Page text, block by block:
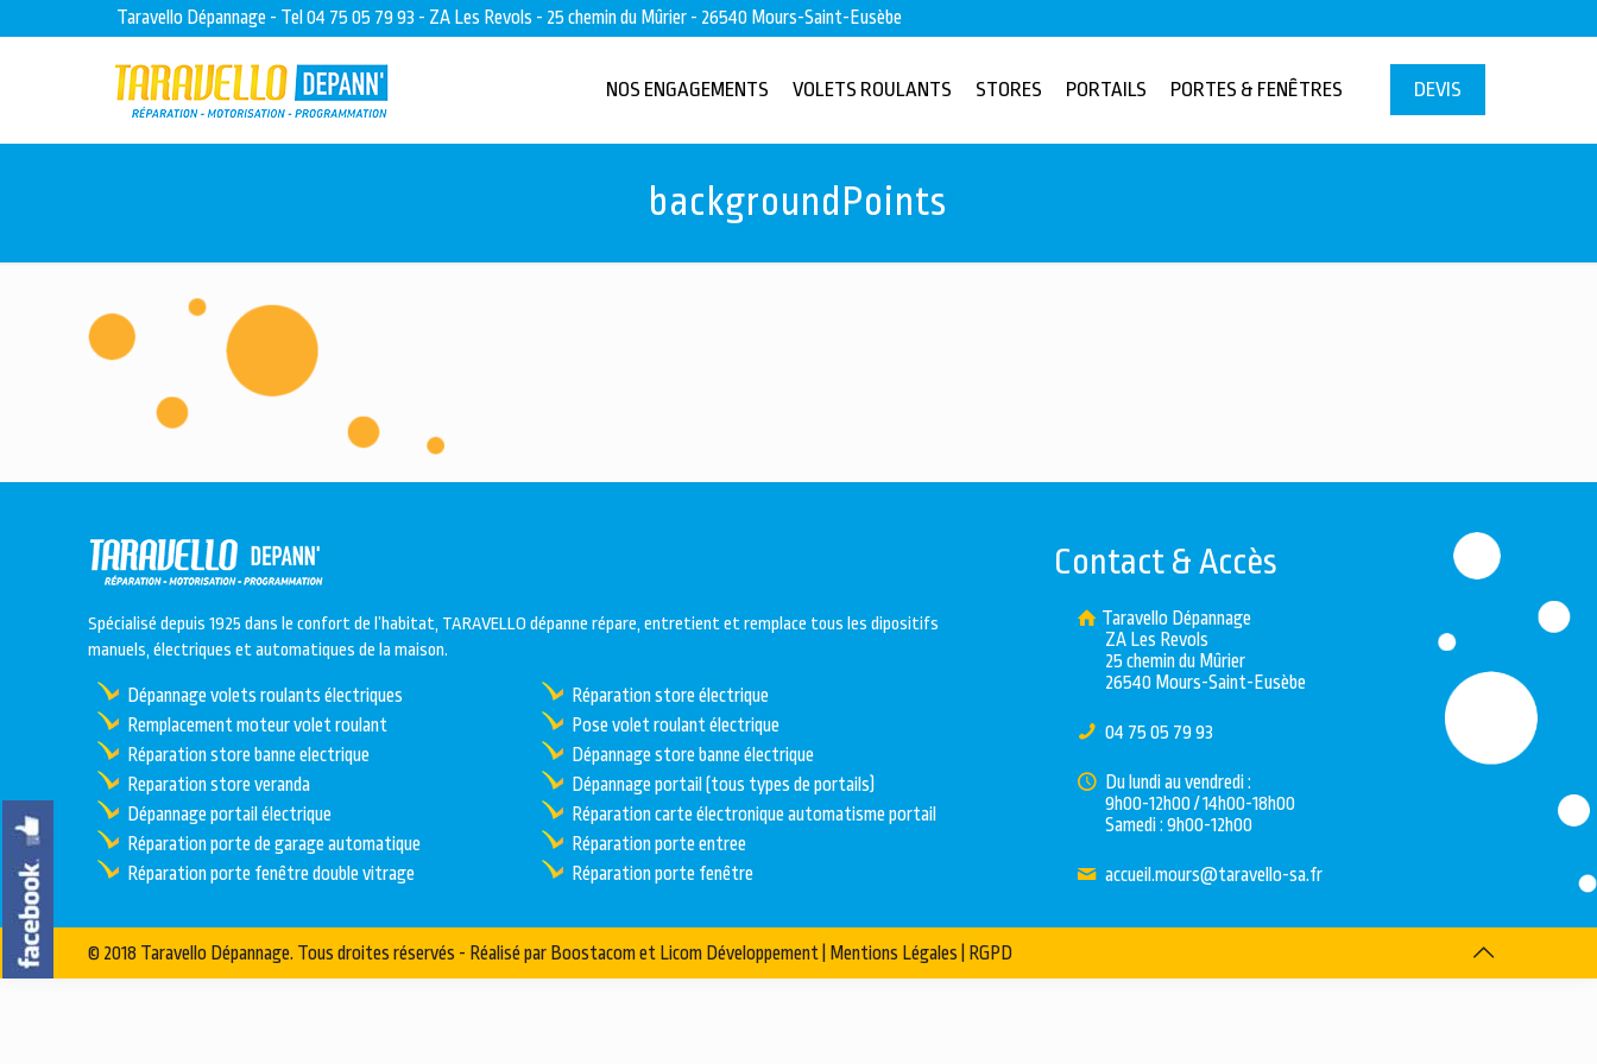
Taravello Dépannage - Tel 04 75 05 79 93 - ZA Les Revols - 25 chemin du Mûrier - 26540 Mours-Saint-Eusèbe
NOS ENGAGEMENTS VOLETS ROULANTS STORES PORTAILS PORTES & FENÊTRES DEVIS
backgroundPoints
Spécialisé depuis 1925 dans le confort de l’habitat, TARAVELLO dépanne répare, entretient et remplace tous les dipositifs
manuels, électriques et automatiques de la maison.
Dépannage volets roulants électriques
Remplacement moteur volet roulant
Réparation store banne electrique
Reparation store veranda
Dépannage portail électrique
Réparation porte de garage automatique
Réparation porte fenêtre double vitrage
Réparation store électrique
Pose volet roulant électrique
Dépannage store banne électrique
Dépannage portail (tous types de portails)
Réparation carte électronique automatisme portail
Réparation porte entree
Réparation porte fenêtre
Contact & Accès
Taravello Dépannage
ZA Les Revols
25 chemin du Mûrier
26540 Mours-Saint-Eusèbe
04 75 05 79 93
Du lundi au vendredi :
9h00-12h00 / 14h00-18h00
Samedi : 9h00-12h00
accueil.mours@taravello-sa.fr
© 2018 Taravello Dépannage. Tous droites réservés - Réalisé par Boostacomet Licom Développement Mentions Légales RGPD